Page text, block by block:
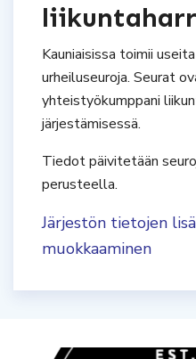
Kauniaisissa toimii
urheiluseuroja. Seurat
yhteistyökumppani
järjestämisessä.
Tiedot päivitetään
perusteella.
Järjestön tietojen
muokkaaminen